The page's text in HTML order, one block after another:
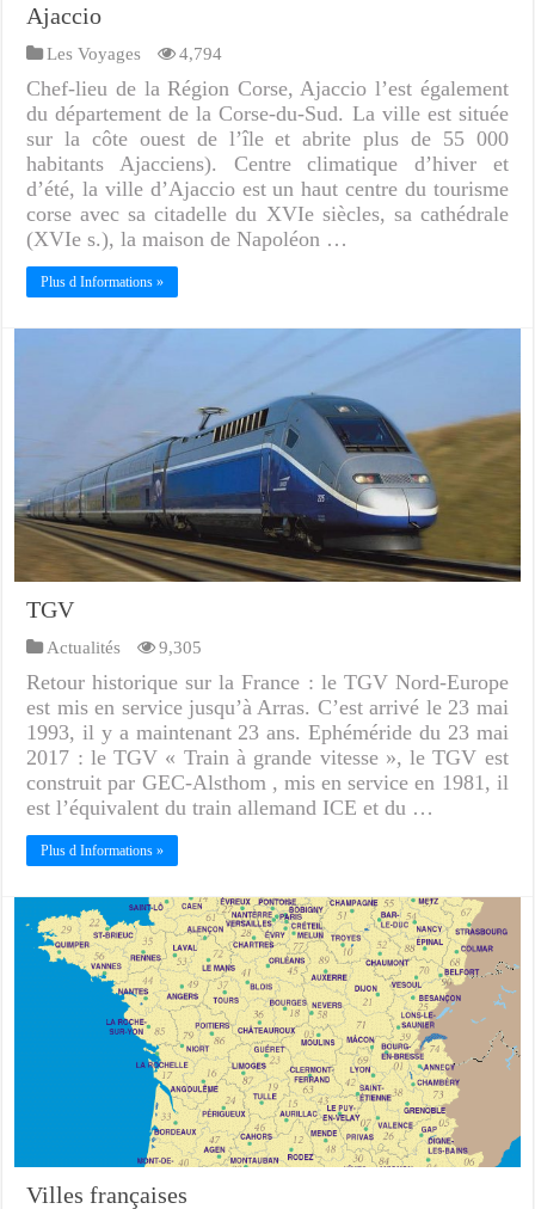
Ajaccio
Les Voyages 4,794
Chef-lieu de la Région Corse, Ajaccio l’est également
du département de la Corse-du-Sud. La ville est située
sur la côte ouest de l’île et abrite plus de 55 000
habitants Ajacciens). Centre climatique d’hiver et
d’été, la ville d’Ajaccio est un haut centre du tourisme
corse avec sa citadelle du XVIe siècles, sa cathédrale
(XVIe s.), la maison de Napoléon …
Plus d Informations »
TGV
Actualités 9,305
Retour historique sur la France : le TGV Nord-Europe
est mis en service jusqu’à Arras. C’est arrivé le 23 mai
1993, il y a maintenant 23 ans. Ephéméride du 23 mai
2017 : le TGV « Train à grande vitesse », le TGV est
construit par GEC-Alsthom , mis en service en 1981, il
est l’équivalent du train allemand ICE et du …
Plus d Informations »
Villes françaises